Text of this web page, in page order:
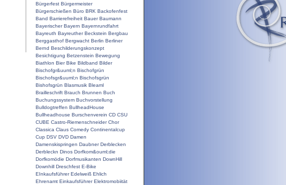
Bürgerfest Bürgermeister
Bürgerschießen Büro BRK Backofenfest
Band Barrierefreiheit Bauer Baumann
Bayerischer Bayern Bayernrundfahrt
Bayreuth Bayreuther Beckstein Bergbau
Berggasthof Bergwacht Berlin Berliner
Bernd Beschilderungskonzept
Besichtigung Betzenstein Bewegung
Biathlon Bier Bike Bildband Bilder
Bischofgr&uuml;n Bischofgrün
Bischofsgr&uuml;n Bischofsgrün
Bishofsgrün Blasmusik Bleaml
Brailleschrift Brauch Brunnen Buch
Buchungssystem Buchvorstellung
Bulldogtreffen BullheadHouse
Bullheadhouse Burschenverein CD CSU
CUBE Castro-Riemenschneider Chor
Classica Claus Comedy Continentalcup
Cup DSV DVD Damen
Damenskispringen Daubner Derblecken
Derbleckn Dinos Dorfkom&ouml;die
Dorfkomödie Dorfmusikanten DownHill
Downhill Dreschfest E-Bike
EInkaufsführer Edelweiß Ehlich
Ehrenamt Einkaufsführer Elektromobiität